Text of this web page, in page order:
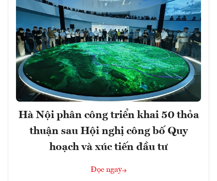
Hà Nội phân công triển khai 50 thỏa
thuận sau Hội nghị công bố Quy
hoạch và xúc tiến đầu tư
Đọc ngay